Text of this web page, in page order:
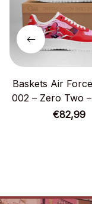
Baskets Air
002 – Zero Two –
in the Franxx –
€82,99